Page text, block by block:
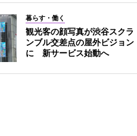
暮らす・働く
観光客の顔写真が渋谷スクラ
ンブル交差点の屋外ビジョン
に 新サービス始動へ